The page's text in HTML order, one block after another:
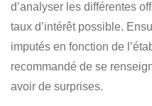
d’analyser les différentes
taux d’intérêt possible.
imputés en fonction de
recommandé de se
avoir de surprises.